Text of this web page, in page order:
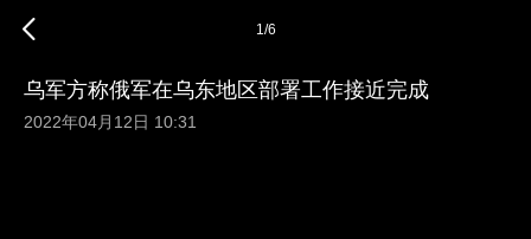
1/6
乌军方称俄军在乌东地区部署工作接近完成
2022年04月12日 10:31